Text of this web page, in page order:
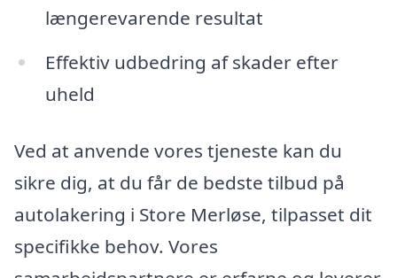
længerevarende resultat
Effektiv udbedring af skader efter
uheld
Ved at anvende vores tjeneste kan du
sikre dig, at du får de bedste tilbud på
autolakering i Store Merløse, tilpasset dit
specifikke behov. Vores